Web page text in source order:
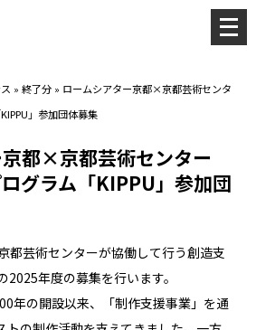
»終了分 » ロームシアター京都×京都芸術センタ
」参加団体募集
都×京都芸術センター
グラム「KIPPU」参加団
都芸術センターが協働して行う創造支
2025年度の募集を行います。
年の開設以来、「制作支援事業」を通
メ
ニ
ー
く